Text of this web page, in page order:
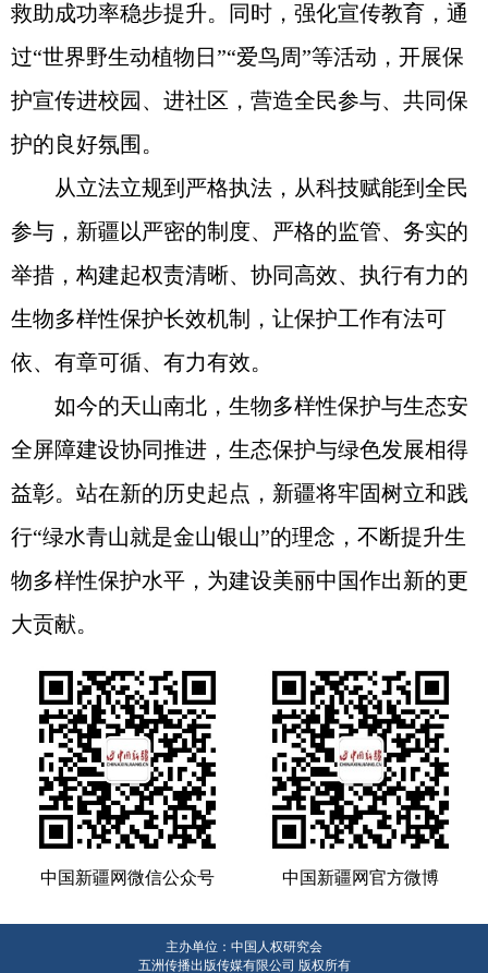
救助成功率稳步提升。同时，强化宣传教育，通
过“世界野生动植物日”“爱鸟周”等活动，开展保
护宣传进校园、进社区，营造全民参与、共同保
护的良好氛围。
从立法立规到严格执法，从科技赋能到全民
参与，新疆以严密的制度、严格的监管、务实的
举措，构建起权责清晰、协同高效、执行有力的
生物多样性保护长效机制，让保护工作有法可
依、有章可循、有力有效。
如今的天山南北，生物多样性保护与生态安
全屏障建设协同推进，生态保护与绿色发展相得
益彰。站在新的历史起点，新疆将牢固树立和践
行“绿水青山就是金山银山”的理念，不断提升生
物多样性保护水平，为建设美丽中国作出新的更
大贡献。
中国新疆网微信公众号 中国新疆网官方微博
主办单位：中国人权研究会
五洲传播出版传媒有限公司 版权所有